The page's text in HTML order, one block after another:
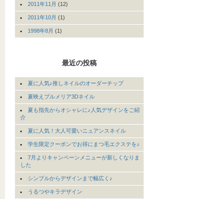
2011年11月 (12)
2011年10月 (1)
1998年8月 (1)
最近の投稿
夏に人気♪推しネイルのオーダーチップ
夏映えプルメリア3Dネイル
夏も指先からオシャレに♪人気デザインをご紹
介
夏に人気！大人可愛いニュアンスネイル
学生限定クーポンでお得にまつ毛エクステを♪
7月よりキャンペーンメニューが新しくなりま
した
シンプルからデザインまで幅広く♪
うるつやキラデザイン